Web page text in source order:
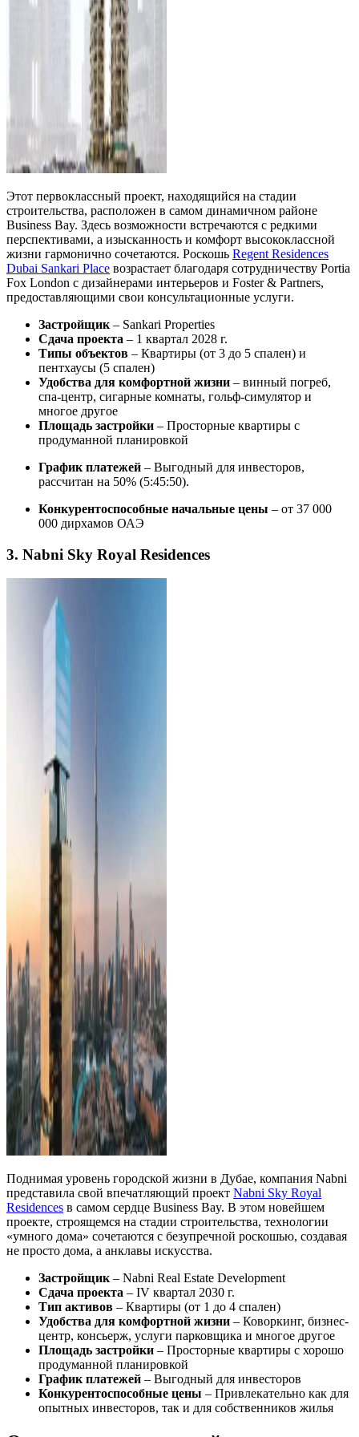
Этот первоклассный проект, находящийся на стадии
строительства, расположен в самом динамичном районе
Business Bay. Здесь возможности встречаются с редкими
перспективами, а изысканность и комфорт высококлассной
жизни гармонично сочетаются. Роскошь Regent Residences
Dubai Sankari Place возрастает благодаря сотрудничеству Portia
Fox London с дизайнерами интерьеров и Foster & Partners,
предоставляющими свои консультационные услуги.
Застройщик – Sankari Properties
Сдача проекта – 1 квартал 2028 г.
Типы объектов – Квартиры (от 3 до 5 спален) и
пентхаусы (5 спален)
Удобства для комфортной жизни – винный погреб,
спа-центр, сигарные комнаты, гольф-симулятор и
многое другое
Площадь застройки – Просторные квартиры с
продуманной планировкой
График платежей – Выгодный для инвесторов,
рассчитан на 50% (5:45:50).
Конкурентоспособные начальные цены – от 37 000
000 дирхамов ОАЭ
3. Nabni Sky Royal Residences
Поднимая уровень городской жизни в Дубае, компания Nabni
представила свой впечатляющий проект Nabni Sky Royal
Residences в самом сердце Business Bay. В этом новейшем
проекте, строящемся на стадии строительства, технологии
«умного дома» сочетаются с безупречной роскошью, создавая
не просто дома, а анклавы искусства.
Застройщик – Nabni Real Estate Development
Сдача проекта – IV квартал 2030 г.
Тип активов – Квартиры (от 1 до 4 спален)
Удобства для комфортной жизни – Коворкинг, бизнес-
центр, консьерж, услуги парковщика и многое другое
Площадь застройки – Просторные квартиры с хорошо
продуманной планировкой
График платежей – Выгодный для инвесторов
Конкурентоспособные цены – Привлекательно как для
опытных инвесторов, так и для собственников жилья